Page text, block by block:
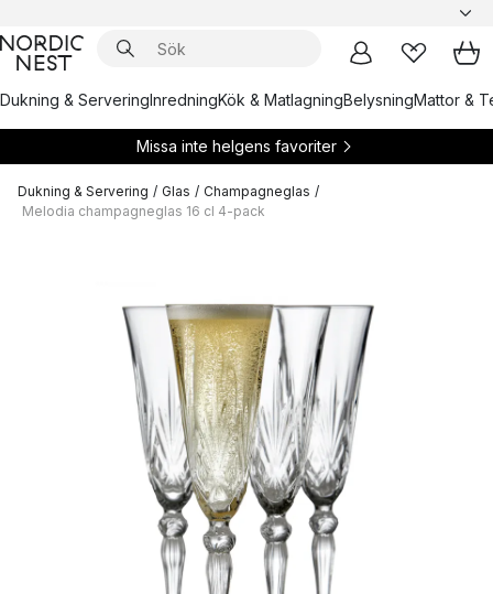
Dukning & ServeringInredningKök & MatlagningBelysningMattor &
Missa inte helgens favoriter
Dukning & Servering / Glas / Champagneglas /
Melodia champagneglas 16 cl 4-pack